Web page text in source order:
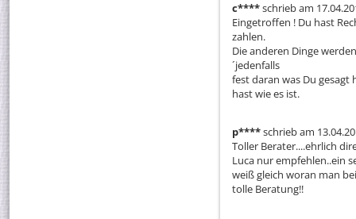
c****schrieb am
Eingetroffen ! Du hast
zahlen.
Die anderen Dinge
´jedenfalls
fest daran was Du gesagt
hast wie es ist.
p****schrieb am
Toller Berater....ehrlich
Luca nur empfehlen..ein
weiß gleich woran man
tolle Beratung!!